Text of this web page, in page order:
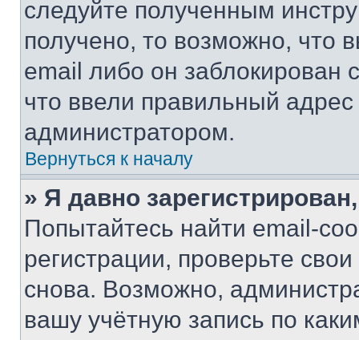
следуйте полученным
получено, то возможно, что
email либо он
что ввели правильный адрес
администратором.
Вернуться к началу
» Я давно
Попытайтесь найти email-
регистрации, проверьте
снова. Возможно,
вашу учётную запись по